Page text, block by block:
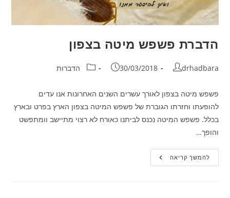
הדברת פשפש מיטה בצפון
מחבר:
drhadbara פורסם:
30/03/2018 קטגוריה:הדברות
פשפש מיטה בצפון לאורך עשרים השנים האחרונות אנו עדים
להופעתו וחזרתו הגוברת של פשפש המיטה בצפון הארץ בפרט ובארץ
בכלל. פשפש המיטה נכנס לביתנו כאורח לא רצוי מתיישב וומתפשט
והופך…
להמשך קריאההדברת
פשפש